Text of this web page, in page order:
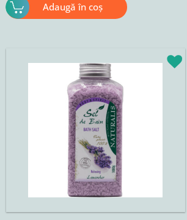
Adaugă în coș